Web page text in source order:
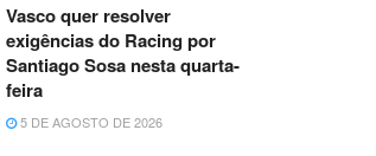
Vasco quer resolver
exigências do Racing por
Santiago Sosa nesta quarta-
feira
5 DE AGOSTO DE 2026